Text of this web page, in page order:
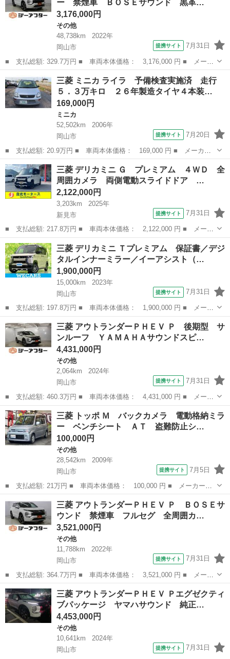
ＵＳＢ／Ｂ...
ー 禁煙車 ＢＯＳＥサウンド 黒革…
3,176,000円
その他
48,738km
2022年
岡山市
提携サイト 7月31日
■ 支払総額: 329.7万円 ■ 車両本体価格： 3,176,000 円 ■ メーカ
ー名： 三菱 ■ 車種名： アウトランダーＰＨＥＶ ■ グレード
名： Ｐ ワンオーナー 禁煙車 ＢＯＳＥサウンド 黒革シート
純正９イン...
岡山市 その他
三菱 ミニカ ライラ 予備検査実施済 走行
５．３万キロ ２６年製造タイヤ４本装…
169,000円
ミニカ
52,502km
2006年
岡山市
提携サイト 7月20日
■ 支払総額: 20.9万円 ■ 車両本体価格： 169,000 円 ■ メーカー
名： 三菱 ■ 車種名： ミニカ ■ グレード名： ライラ 予備検
査実施済 走行５．３万キロ ２６年製造タイヤ４本装着 ファイヴ
スピード タ...
岡山 岡山市 ミニカ
三菱 デリカミニ Ｇ プレミアム ４ＷＤ 全
周囲カメラ 両側電動スライドドア …
2,122,000円
3,203km
2025年
新見市
提携サイト 7月31日
■ 支払総額: 217.8万円 ■ 車両本体価格： 2,122,000 円 ■ メーカ
ー名： 三菱 ■ 車種名： デリカミニ ■ グレード名： Ｇ プレ
ミアム ４ＷＤ 全周囲カメラ 両側電動スライドドア ナビ Ｔ
Ｖ オート...
岡山 新見市 三菱
三菱 デリカミニ Ｔプレミアム 保証書／デジ
タルインナーミラー／イーアシスト（…
1,900,000円
15,000km
2023年
岡山市
提携サイト 7月31日
■ 支払総額: 197.8万円 ■ 車両本体価格： 1,900,000 円 ■ メーカ
ー名： 三菱 ■ 車種名： デリカミニ ■ グレード名： Ｔプレミ
アム 保証書／デジタルインナーミラー／イーアシスト（ミツビシ）
／両側電...
岡山 岡山市 三菱
三菱 アウトランダーＰＨＥＶ Ｐ 後期型 サ
ンルーフ ＹＡＭＡＨＡサウンドスピ…
4,431,000円
その他
2,064km
2024年
岡山市
提携サイト 7月31日
■ 支払総額: 460.3万円 ■ 車両本体価格： 4,431,000 円 ■ メーカ
ー名： 三菱 ■ 車種名： アウトランダーＰＨＥＶ ■ グレード
名： Ｐ 後期型 サンルーフ ＹＡＭＡＨＡサウンドスピーカー
純正１０．...
岡山 岡山市 その他
三菱 トッポ Ｍ バックカメラ 電動格納ミラ
ー ベンチシート ＡＴ 盗難防止シ…
100,000円
その他
28,542km
2009年
岡山市
提携サイト 7月5日
■ 支払総額: 21万円 ■ 車両本体価格： 100,000 円 ■ メーカー
名： 三菱 ■ 車種名： トッポ ■ グレード名： Ｍ バックカメ
ラ 電動格納ミラー ベンチシート ＡＴ 盗難防止システム カセ
ット 衝突安全ボ...
岡山 岡山市 その他
三菱 アウトランダーＰＨＥＶ Ｐ ＢＯＳＥサ
ウンド 禁煙車 フルセグ 全周囲カ…
3,521,000円
その他
11,788km
2022年
岡山市
提携サイト 7月31日
■ 支払総額: 364.7万円 ■ 車両本体価格： 3,521,000 円 ■ メーカ
ー名： 三菱 ■ 車種名： アウトランダーＰＨＥＶ ■ グレード
名： Ｐ ＢＯＳＥサウンド 禁煙車 フルセグ 全周囲カメラ マ
イパイロッ...
岡山 岡山市 その他
三菱 アウトランダーＰＨＥＶ Ｐエグゼクティ
ブパッケージ ヤマハサウンド 純正…
4,453,000円
その他
10,641km
2024年
岡山市
提携サイト 7月31日